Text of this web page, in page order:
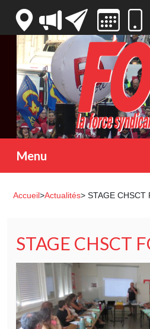
Menu
Accueil>Actualités> STAGE CHSCT
STAGE CHSCT